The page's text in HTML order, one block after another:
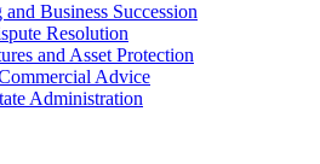
Business Succession
Resolution
and Asset Protection
Advice
Administration